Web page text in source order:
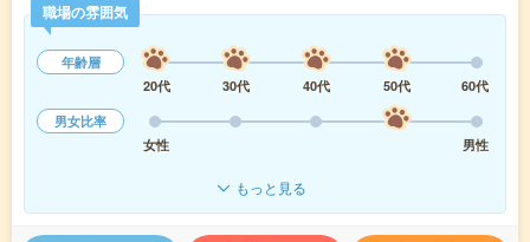
職場の雰囲気
年齢層
20代
30代 40代 50代
60代
男女比率
女性
男性
もっと見る